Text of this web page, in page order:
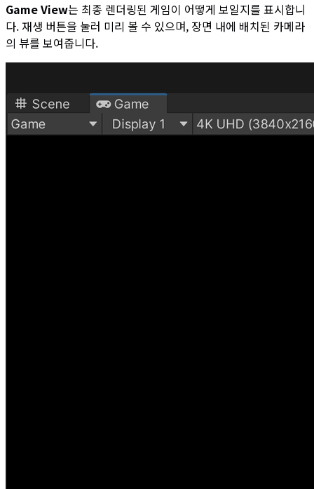
Game View는 최종 렌더링된 게임이 어떻게 보일지를 표시합니
다. 재생 버튼을 눌러 미리 볼 수 있으며, 장면 내에 배치된 카메라
의 뷰를 보여줍니다.